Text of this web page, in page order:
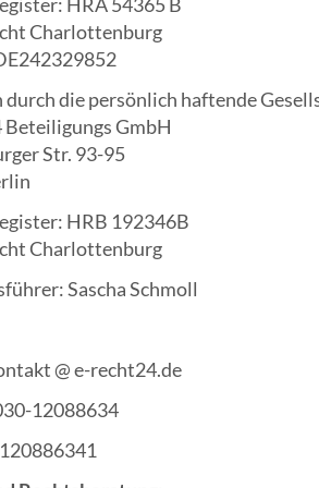
Charlottenburg
die persönlich haftende
Beteiligungs GmbH
Str. 93-95
HRB 192346B
Charlottenburg
Sascha Schmoll
@ e-recht24.de
12088634